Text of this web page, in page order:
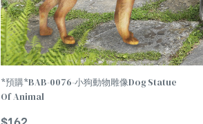
*預購*BAB-0076-小狗動物雕像Dog Statue
Of Animal
$162